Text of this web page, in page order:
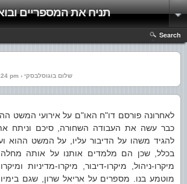
תניח את המספריים
Search
ספטמבר 5th, 2011 @ 09:24 pm › שלום בוגוסלבסקי
לאחרונה פורסם דו"ח האו"ם על אירועי המשט
כבר עשה את העבודה השחורה, סיכם וניתח
להגיד משהו על הדיבור עליו, על המשט ההוא
בכלל, שכן הם מלמדים אותנו על אותה
מיקרו-ניהול, מיקרו-דיבור, מיקרו-מדיניות
מוטמע בנו. מספרים על אריאל שרון, שגם